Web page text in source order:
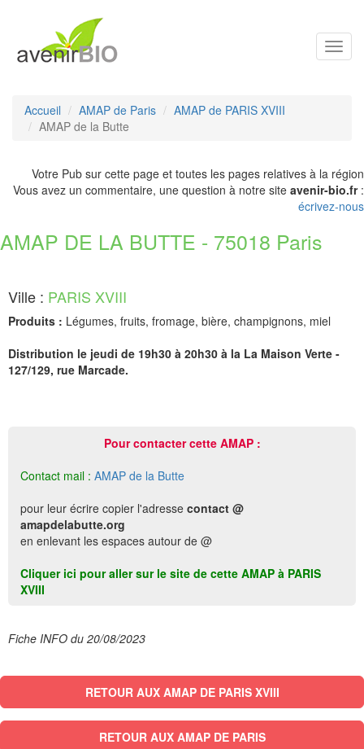
Accueil AMAP de Paris
AMAP de PARIS XVIII
AMAP de la Butte
Votre Pub sur cette page et toutes les pages relatives à la région
Vous avez un commentaire, une question à notre site avenir-bio.fr:
écrivez-nous
AMAP DE LA BUTTE - 75018 Paris
Ville : PARIS XVIII
Produits : Légumes, fruits, fromage, bière, champignons, miel
Distribution le jeudi de 19h30 à 20h30 à la La Maison Verte -
127/129, rue Marcade.
Pour contacter cette AMAP :
Contact mail : AMAP de la Butte
pour leur écrire copier l'adresse contact @
amapdelabutte.org
en enlevant les espaces autour de @
Cliquer ici pour aller sur le site de cette AMAP à PARIS
XVIII
Fiche INFO du 20/08/2023
RETOUR AUX AMAP DE PARIS XVIII
RETOUR AUX AMAP DE PARIS